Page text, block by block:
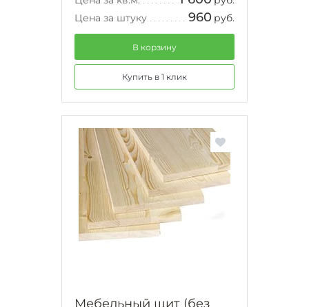
Цена за штуку
960 руб.
В корзину
Купить в 1 клик
Мебельный щит (без